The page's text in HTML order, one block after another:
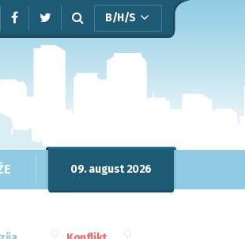
B/H/S
09. august 2026